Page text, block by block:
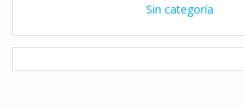
Sin categoría